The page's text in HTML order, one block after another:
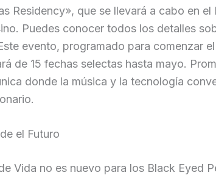
Residency», que se llevará a cabo en
Puedes conocer todos los detalles
evento, programado para comenzar
de 15 fechas selectas hasta mayo.
donde la música y la tecnología
el Futuro
Vida no es nuevo para los Black Eyed